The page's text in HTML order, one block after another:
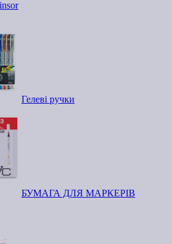
Гелеві ручки
БУМАГА ДЛЯ МАРКЕРІВ